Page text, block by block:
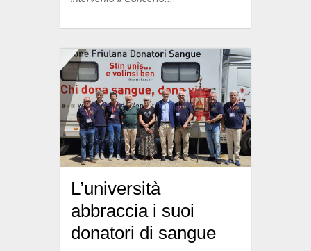
L’università
abbraccia i suoi
donatori di sangue